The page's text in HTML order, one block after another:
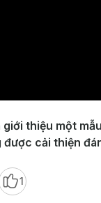
thiệu một
cải thiện
1